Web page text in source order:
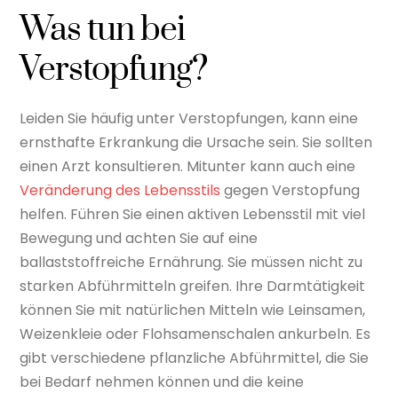
Was tun bei
Verstopfung?
Leiden Sie häufig unter Verstopfungen, kann eine
ernsthafte Erkrankung die Ursache sein. Sie sollten
einen Arzt konsultieren. Mitunter kann auch eine
Veränderung des Lebensstils gegen Verstopfung
helfen. Führen Sie einen aktiven Lebensstil mit viel
Bewegung und achten Sie auf eine
ballaststoffreiche Ernährung. Sie müssen nicht zu
starken Abführmitteln greifen. Ihre Darmtätigkeit
können Sie mit natürlichen Mitteln wie Leinsamen,
Weizenkleie oder Flohsamenschalen ankurbeln. Es
gibt verschiedene pflanzliche Abführmittel, die Sie
bei Bedarf nehmen können und die keine